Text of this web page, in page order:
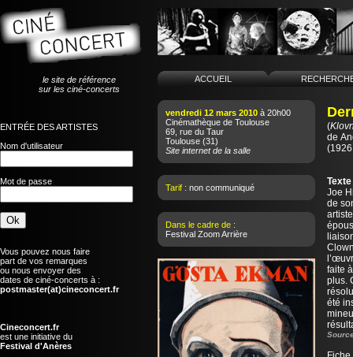
le site de référence
sur les ciné-concerts
ENTRÉE DES ARTISTES
Nom d'utilisateur
Mot de passe
Vous pouvez nous faire
part de vos remarques
ou nous envoyer des
dates de ciné-concerts à :
postmaster(at)cineconcert.fr
Cineconcert.fr
est une initiative du
Festival d'Anères
ACCUEIL
vendredi 12 mars 2010 à 20h00
Cinémathèque de Toulouse
69, rue du Taur
Toulouse (31)
Site internet de la salle
Tarif : non communiqué
Dans le cadre de :
Festival Zoom Arrière
(
de
Joe
de
faite
plus.
été